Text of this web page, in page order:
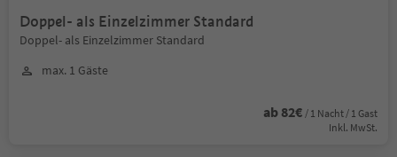
Doppel- als Einzelzimmer Standard
Doppel- als Einzelzimmer Standard
max. 1 Gäste
ab 82€ / 1 Nacht / 1 Gast
Inkl. MwSt.